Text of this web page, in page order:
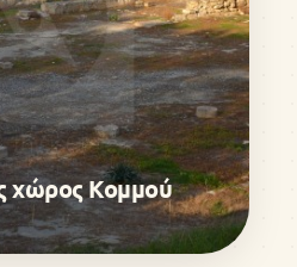
χώρος Κομμού